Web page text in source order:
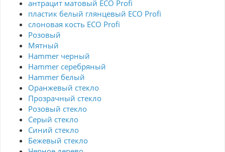
антрацит матовый ECO Profi
пластик белый глянцевый ECO Profi
слоновая кость ECO Profi
Розовый
Мятный
Hammer черный
Hammer серебряный
Hammer белый
Оранжевый стекло
Прозрачный стекло
Розовый стекло
Серый стекло
Синий стекло
Бежевый стекло